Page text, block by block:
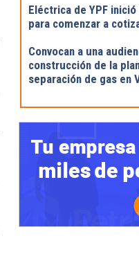
Eléctrica de YPF
para comenzar a
Convocan a una
construcción de la
separación de gas en